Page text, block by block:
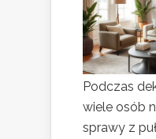
Podczas
wiele osób
sprawy z